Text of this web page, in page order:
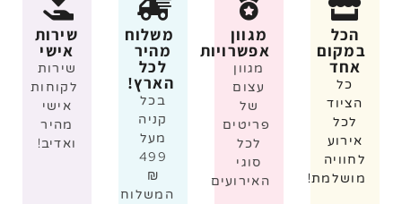
הכל
במקום
אחד
כל
הציוד
לכל
אירוע
לחוויה
מושלמת!
מגוון
אפשרויות
מגוון
עצום
של
פריטים
לכל
סוגי
האירועים
משלוח
מהיר
לכל
הארץ!
בכל
קניה
מעל
499
₪
המשלוח
שירות
אישי
שירות
לקוחות
אישי
מהיר
ואדיב!